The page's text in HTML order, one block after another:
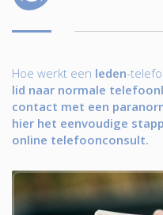
Hoe werkt een leden-
lid naar normale
contact met een
hier het eenvoudige
online telefoonconsult.